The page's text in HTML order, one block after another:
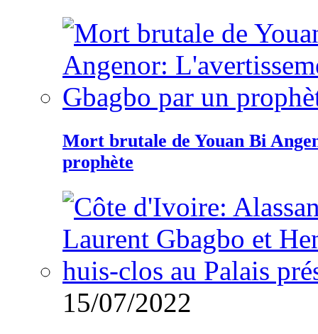
Mort brutale de Youan Bi
prophète
15/07/2022